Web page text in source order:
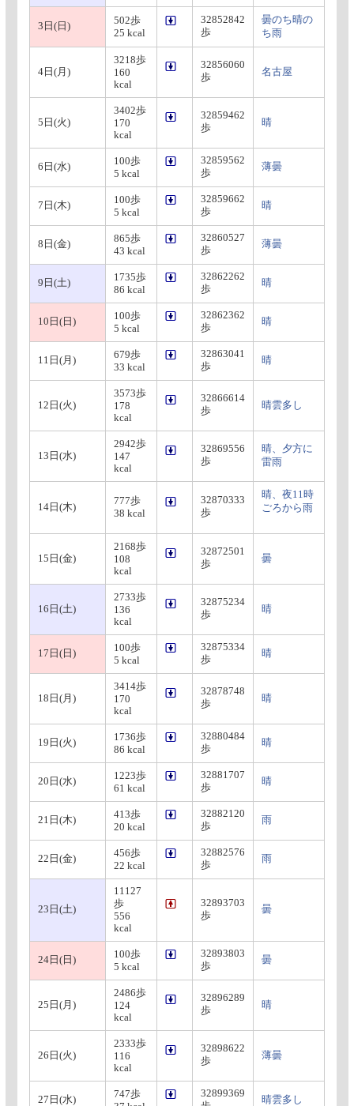
3日(日)
502歩
25 kcal
32852842
歩
曇のち晴の
ち雨
4日(月)
3218歩
160
kcal
32856060
歩
名古屋
5日(火)
3402歩
170
kcal
32859462
歩
晴
6日(水)
100歩
5 kcal
32859562
歩
薄曇
7日(木)
100歩
5 kcal
32859662
歩
晴
8日(金)
865歩
43 kcal
32860527
歩
薄曇
9日(土)
1735歩
86 kcal
32862262
歩
晴
10日(日)
100歩
5 kcal
32862362
歩
晴
11日(月)
679歩
33 kcal
32863041
歩
晴
12日(火)
3573歩
178
kcal
32866614
歩
晴雲多し
13日(水)
2942歩
147
kcal
32869556
歩
晴、夕方に
雷雨
14日(木)
777歩
38 kcal
32870333
歩
晴、夜11時
ごろから雨
15日(金)
2168歩
108
kcal
32872501
歩
曇
16日(土)
2733歩
136
kcal
32875234
歩
晴
17日(日)
100歩
5 kcal
32875334
歩
晴
18日(月)
3414歩
170
kcal
32878748
歩
晴
19日(火)
1736歩
86 kcal
32880484
歩
晴
20日(水)
1223歩
61 kcal
32881707
歩
晴
21日(木)
413歩
20 kcal
32882120
歩
雨
22日(金)
456歩
22 kcal
32882576
歩
雨
23日(土)
11127
歩
556
kcal
32893703
歩
曇
24日(日)
100歩
5 kcal
32893803
歩
曇
25日(月)
2486歩
124
kcal
32896289
歩
晴
26日(火)
2333歩
116
kcal
32898622
歩
薄曇
27日(水)
747歩
32899369
晴雲多し